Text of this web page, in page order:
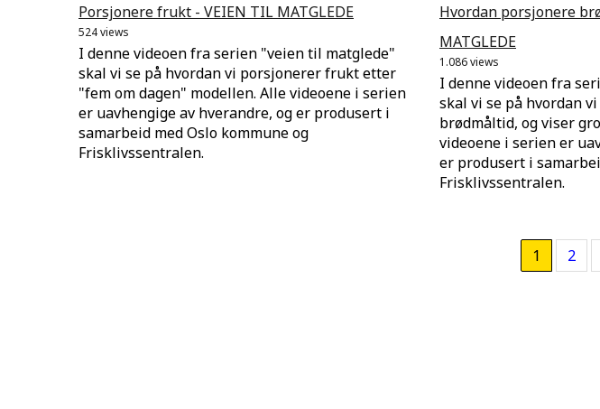
Porsjonere frukt - VEIEN TIL MATGLEDE
524 views
I denne videoen fra serien "veien til matglede"
skal vi se på hvordan vi porsjonerer frukt etter
"fem om dagen" modellen. Alle videoene i serien
er uavhengige av hverandre, og er produsert i
samarbeid med Oslo kommune og
Frisklivssentralen.
Hvordan porsjonere
MATGLEDE
1.086 views
I denne videoen fra
skal vi se på hvordan
brødmåltid, og viser
videoene i serien er
er produsert i
Frisklivssentralen.
1 2